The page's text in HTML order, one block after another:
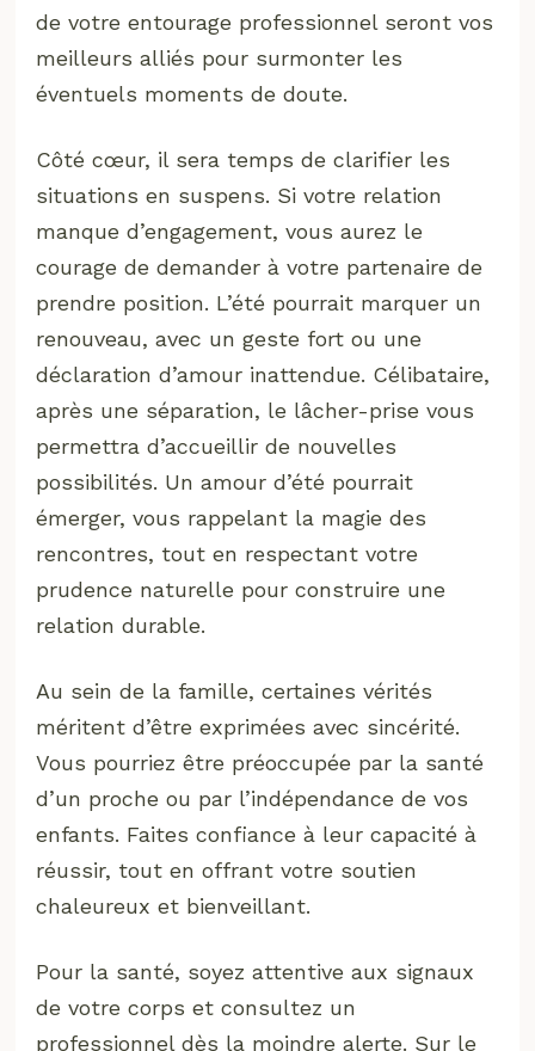
de votre entourage professionnel seront vos
meilleurs alliés pour surmonter les
éventuels moments de doute.
Côté cœur, il sera temps de clarifier les
situations en suspens. Si votre relation
manque d’engagement, vous aurez le
courage de demander à votre partenaire de
prendre position. L’été pourrait marquer un
renouveau, avec un geste fort ou une
déclaration d’amour inattendue. Célibataire,
après une séparation, le lâcher-prise vous
permettra d’accueillir de nouvelles
possibilités. Un amour d’été pourrait
émerger, vous rappelant la magie des
rencontres, tout en respectant votre
prudence naturelle pour construire une
relation durable.
Au sein de la famille, certaines vérités
méritent d’être exprimées avec sincérité.
Vous pourriez être préoccupée par la santé
d’un proche ou par l’indépendance de vos
enfants. Faites confiance à leur capacité à
réussir, tout en offrant votre soutien
chaleureux et bienveillant.
Pour la santé, soyez attentive aux signaux
de votre corps et consultez un
professionnel dès la moindre alerte. Sur le